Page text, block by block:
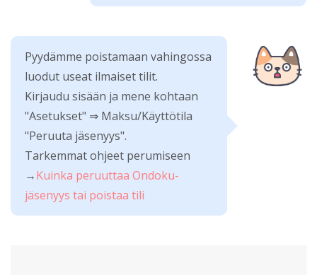
Pyydämme poistamaan vahingossa
luodut useat ilmaiset tilit.
Kirjaudu sisään ja mene kohtaan
"Asetukset" ⇒ Maksu/Käyttötila
"Peruuta jäsenyys".
Tarkemmat ohjeet perumiseen
→Kuinka peruuttaa Ondoku-
jäsenyys tai poistaa tili